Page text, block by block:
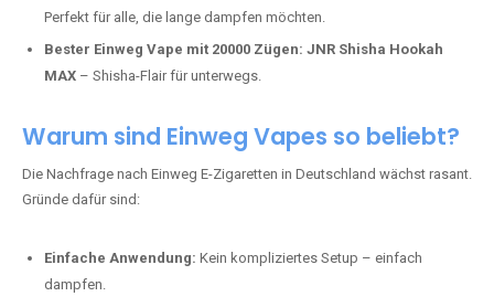
Perfekt für alle, die lange dampfen möchten.
Bester Einweg Vape mit 20000 Zügen: JNR Shisha Hookah
MAX – Shisha-Flair für unterwegs.
Warum sind Einweg Vapes so beliebt?
Die Nachfrage nach Einweg E-Zigaretten in Deutschland wächst rasant.
Gründe dafür sind:
Einfache Anwendung: Kein kompliziertes Setup – einfach
dampfen.